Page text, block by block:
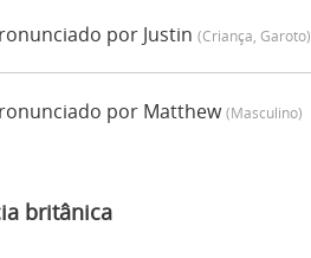
por Justin (criança, Garoto)
por Matthew(masculino)
britânica